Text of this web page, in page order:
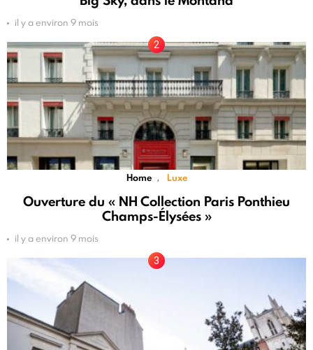
il y a environ 9 mois
Home Luxe
Ouverture du « NH Collection Paris Ponthieu
Champs-Élysées »
il y a environ 9 mois